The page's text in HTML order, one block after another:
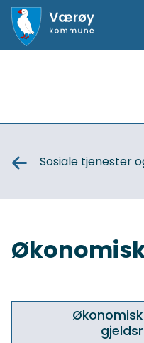
Sosiale tjenester